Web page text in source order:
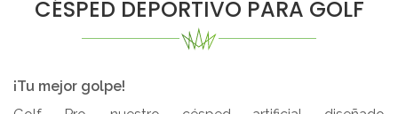
CÉSPED DEPORTIVO PARA GOLF
¡Tu mejor golpe!